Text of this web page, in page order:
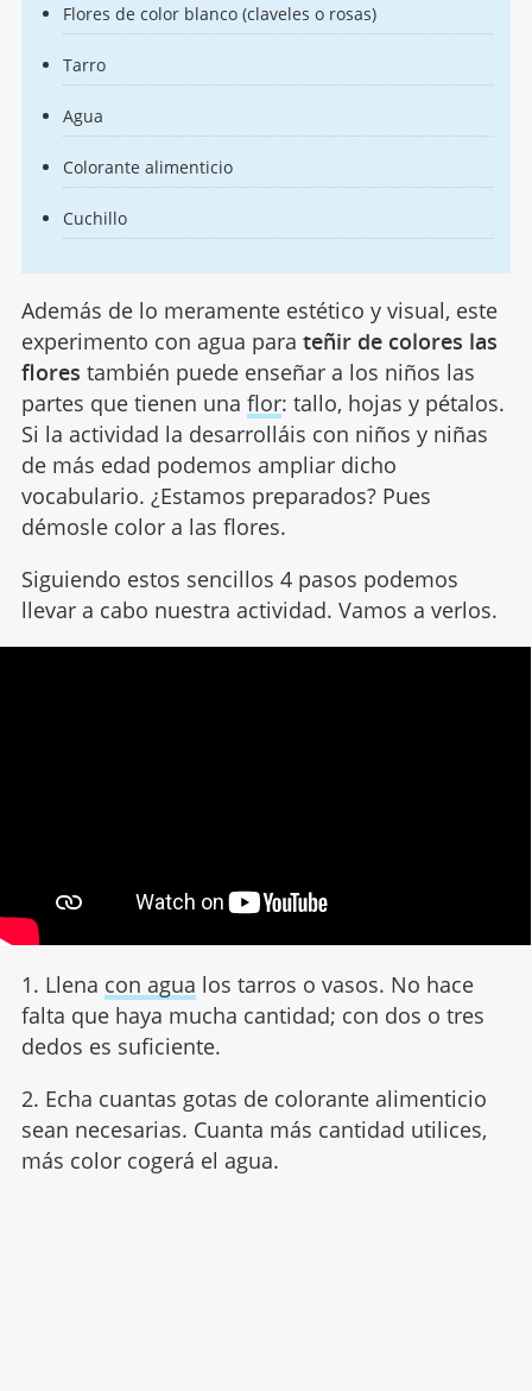
Flores de color blanco (claveles o rosas)
Tarro
Agua
Colorante alimenticio
Cuchillo
Además de lo meramente estético y visual, este
experimento con agua para teñir de colores las
flores también puede enseñar a los niños las
partes que tienen una flor: tallo, hojas y pétalos.
Si la actividad la desarrolláis con niños y niñas
de más edad podemos ampliar dicho
vocabulario. ¿Estamos preparados? Pues
démosle color a las flores.
Siguiendo estos sencillos 4 pasos podemos
llevar a cabo nuestra actividad. Vamos a verlos.
1. Llena con agua los tarros o vasos. No hace
falta que haya mucha cantidad; con dos o tres
dedos es suficiente.
2. Echa cuantas gotas de colorante alimenticio
sean necesarias. Cuanta más cantidad utilices,
más color cogerá el agua.